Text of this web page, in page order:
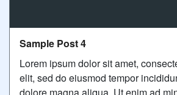
Sample Post 4
Lorem ipsum dolor sit amet,
elit, sed do eiusmod tempor